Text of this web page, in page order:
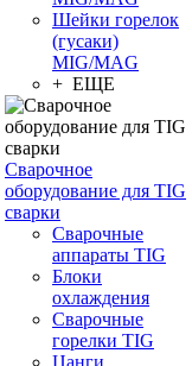
Шейки горелок
(гусаки)
MIG/MAG
+ ЕЩЕ
Сварочное
оборудование для TIG
сварки
Сварочные
аппараты TIG
Блоки
охлаждения
Сварочные
горелки TIG
Цанги